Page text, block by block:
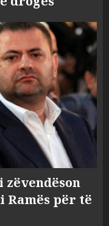
zëvendëson
Ramës për të